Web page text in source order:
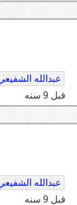
عبدالله
قبل 9 سنه
عبدالله
قبل 9 سنه